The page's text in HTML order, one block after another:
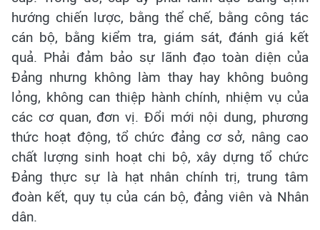
hướng chiến lược, bằng thể chế, bằng công tác
cán bộ, bằng kiểm tra, giám sát, đánh giá kết
quả. Phải đảm bảo sự lãnh đạo toàn diện của
Đảng nhưng không làm thay hay không buông
lỏng, không can thiệp hành chính, nhiệm vụ của
các cơ quan, đơn vị. Đổi mới nội dung, phương
thức hoạt động, tổ chức đảng cơ sở, nâng cao
chất lượng sinh hoạt chi bộ, xây dựng tổ chức
Đảng thực sự là hạt nhân chính trị, trung tâm
đoàn kết, quy tụ của cán bộ, đảng viên và Nhân
dân.